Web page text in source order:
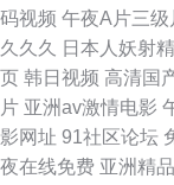
BB 日韩成人黄色免费
厂电影 www日日日 92
玖玖热精品视频 性爱
码视频 午夜A片三级
久久久
日本人妖射精
页 韩日视频 高清国
片 亚洲av激情电影
影网址 91社区论坛
夜在线免费 亚洲精